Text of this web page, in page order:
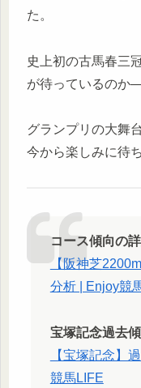
た。
史上初の古馬春三
が待っているのか
グランプリの大舞
今から楽しみに待
コース傾向の
【阪神芝
分析 | Enjoy競
宝塚記念過去
【宝塚記念】
競馬LIFE